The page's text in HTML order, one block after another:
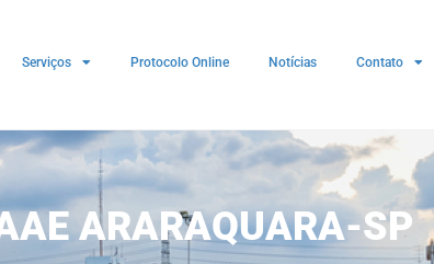
Serviços Protocolo Online Notícias Contato
ARARAQUARA-SP